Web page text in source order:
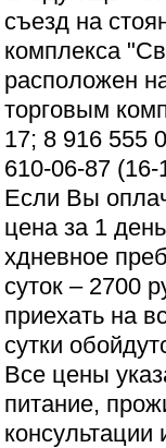
съезд на
комплекса
расположен
торговым
17; 8 916 555
610-06-87 (16-
Если Вы
цена за 1
хдневное
суток – 2700
приехать на
сутки
Все цены
питание,
консультации